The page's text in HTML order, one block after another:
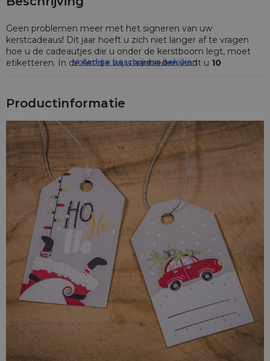
Geen problemen meer met het signeren van uw
kerstcadeaus! Dit jaar hoeft u zich niet langer af te vragen
hoe u de cadeautjes die u onder de kerstboom legt, moet
etiketteren. In de set die wij u aanbieden vindt u 10
begunstigde en een korte opdracht schrijven.
aan stoffen tassen en zakjes te hangen. Met dit product kunt
u in een handomdraai een mooi decor maken voor de
kerstgeschenken voor uw dierbaren.
De set bevat ook het touw dat nodig is om de
geschenkkaarten op te hangen. Het geheel is verder verpakt
in een decoratieve stoffen zak. Bij aankoop van 1 product
ontvangt u 10
cadeau-etiketten - een willekeurige
mix van
ontwerpen
van deetiketten zoals op de foto's.
Volledige beschrijving bekijken
Productinformatie